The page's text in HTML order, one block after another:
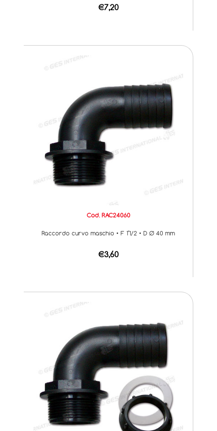
€7,20
Cod. RAC24060
Raccordo curvo maschio • F 1"1/2 • D Ø 40 mm
€3,60